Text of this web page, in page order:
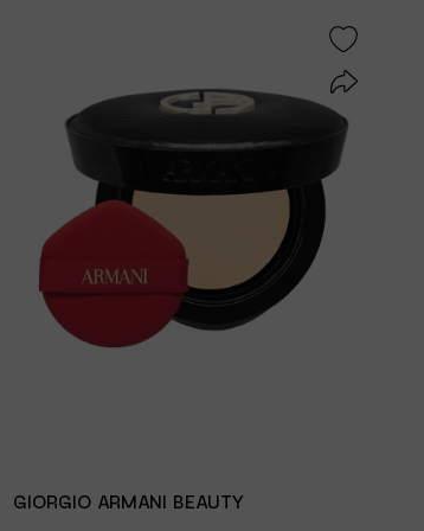
GIORGIO ARMANI BEAUTY